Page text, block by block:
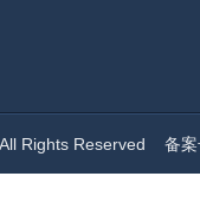
Rights Reserved 备